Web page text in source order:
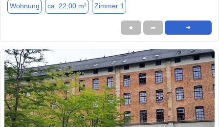
Wohnung ca. 22,00 m² Zimmer 1
★ ➦ ➜